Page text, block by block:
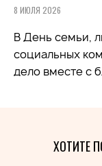
8 ИЮЛЯ 2026
В День семьи,
социальных
дело вместе с
ХОТИТЕ